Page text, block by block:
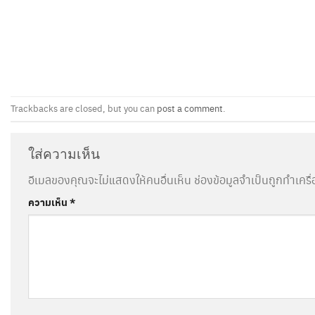
Trackbacks are closed, but you can post a comment.
ใส่ความเห็น
อีเมลของคุณจะไม่แสดงให้คนอื่นเห็น ช่องข้อมูลจำเป็นถูกทำเค
ความเห็น*